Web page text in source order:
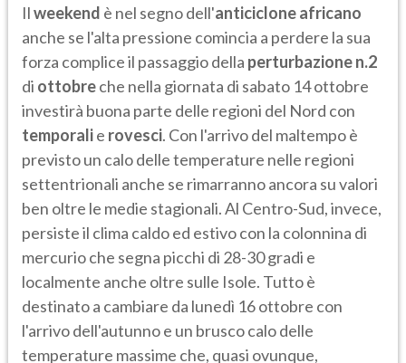
Ilweekend è nel segno dell'anticiclone africano
anche se l'alta pressione comincia a perdere la sua
forza complice il passaggio della perturbazione n.2
di ottobreche nella giornata di sabato 14 ottobre
investirà buona parte delle regioni del Nord con
temporalie rovesci. Con l'arrivo del maltempo è
previsto un calo delle temperature nelle regioni
settentrionali anche se rimarranno ancora su valori
ben oltre le medie stagionali. Al Centro-Sud, invece,
persiste il clima caldo ed estivo con la colonnina di
mercurio che segna picchi di 28-30 gradi e
localmente anche oltre sulle Isole. Tutto è
destinato a cambiare da lunedì 16 ottobre con
l'arrivo dell'autunno e un brusco calo delle
temperature massime che, quasi ovunque,